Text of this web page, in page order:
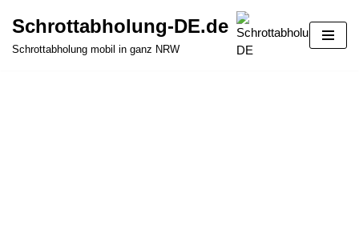
Zum
Schrottabholung-DE.de
Schrottabholung mobil in ganz NRW